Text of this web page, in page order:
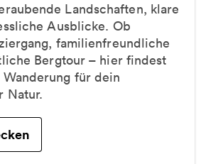
Landschaften, klare
Ausblicke. Ob
familienfreundliche
Bergtour – hier findest
für dein
Natur.